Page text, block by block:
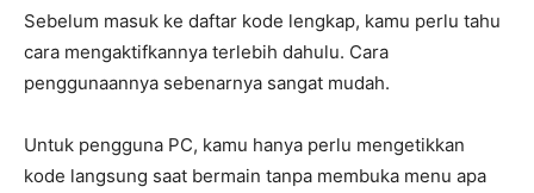
Sebelum masuk ke daftar kode lengkap, kamu perlu tahu
cara mengaktifkannya terlebih dahulu. Cara
penggunaannya sebenarnya sangat mudah.
Untuk pengguna PC, kamu hanya perlu mengetikkan
kode langsung saat bermain tanpa membuka menu apa